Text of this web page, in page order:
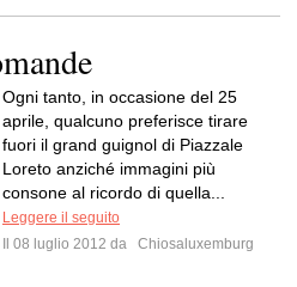
Ogni tanto, in occasione del 25
aprile, qualcuno preferisce tirare
fuori il grand guignol di Piazzale
Loreto anziché immagini più
consone al ricordo di quella...
Leggere il seguito
Il 08 luglio 2012 da
Chiosaluxemburg